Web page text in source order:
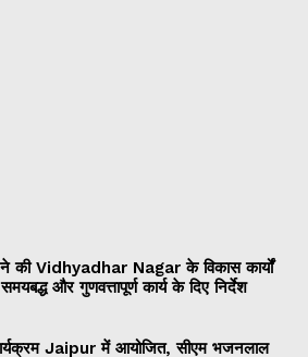
की Vidhyadhar Nagar के विकास कार्यों
और गुणवत्तापूर्ण कार्य के दिए निर्देश
Jaipur में आयोजित, सीएम भजनलाल